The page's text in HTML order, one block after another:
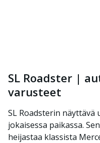
SL Roadster |
varusteet
SL Roadsterin
jokaisessa paikassa.
heijastaa klassista